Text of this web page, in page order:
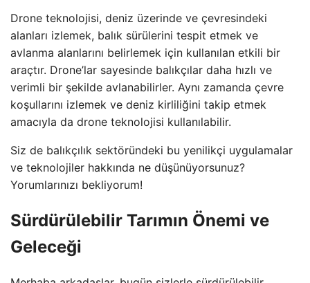
Drone teknolojisi, deniz üzerinde ve çevresindeki
alanları izlemek, balık sürülerini tespit etmek ve
avlanma alanlarını belirlemek için kullanılan etkili bir
araçtır. Drone’lar sayesinde balıkçılar daha hızlı ve
verimli bir şekilde avlanabilirler. Aynı zamanda çevre
koşullarını izlemek ve deniz kirliliğini takip etmek
amacıyla da drone teknolojisi kullanılabilir.
Siz de balıkçılık sektöründeki bu yenilikçi uygulamalar
ve teknolojiler hakkında ne düşünüyorsunuz?
Yorumlarınızı bekliyorum!
Sürdürülebilir Tarımın Önemi ve
Geleceği